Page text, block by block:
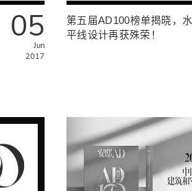
05
Jun
2017
第五届AD100榜单揭晓，水
平线设计再获殊荣！